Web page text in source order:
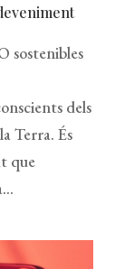
sostenibles
dels
Terra. És
que